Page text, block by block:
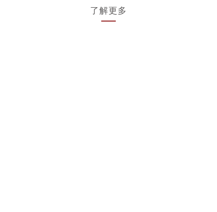
了解更多